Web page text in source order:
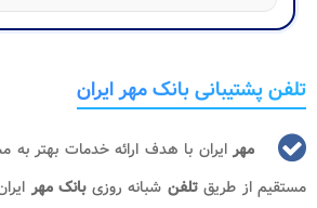
تلفن پشتیبانی بانک مهر ایران
مهرایران با هدف ارائه خدمات بهتر به
مستقیم از طریقتلفن شبانه روزیبانک مهر